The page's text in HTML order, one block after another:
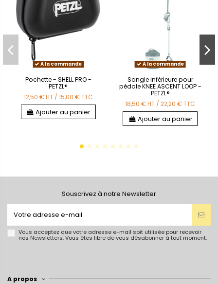
A la commande
Pochette - SHELL PRO -
PETZL®
12,50 €HT / 15,00 €TTC
Ajouter au panier
A la commande
Sangle inférieure pour
pédale KNEE ASCENT LOOP -
PETZL®
18,50 €HT /22,20 €TTC
Ajouter au panier
Souscrivez à notre Newsletter
Vous acceptez que votre adresse e-mail soit utilisée pour recevoir
nos Newsletters. Vous êtes libre de vous désabonner à tout moment.
A propos